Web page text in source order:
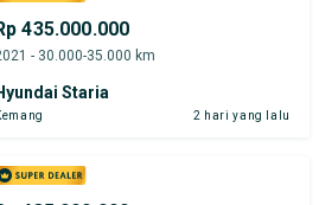
435.000.000
- 30.000-35.000 km
Staria
2 hari yang lalu